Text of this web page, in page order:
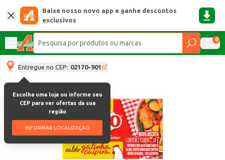
Baixe nosso novo app e ganhe descontos
exclusivos
0
Entregue no CEP: 02170-901
Escolha uma loja ou informe seu
CEP para ver ofertas da sua
região
INFORMAR LOCALIZAÇÃO